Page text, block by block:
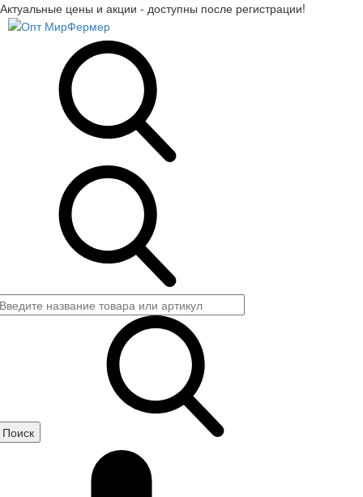
Актуальные цены и акции - доступны после регистрации!